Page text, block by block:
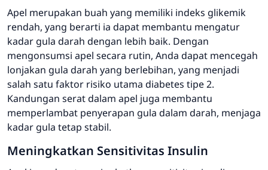
Apel merupakan buah yang memiliki indeks glikemik
rendah, yang berarti ia dapat membantu mengatur
kadar gula darah dengan lebih baik. Dengan
mengonsumsi apel secara rutin, Anda dapat mencegah
lonjakan gula darah yang berlebihan, yang menjadi
salah satu faktor risiko utama diabetes tipe 2.
Kandungan serat dalam apel juga membantu
memperlambat penyerapan gula dalam darah, menjaga
kadar gula tetap stabil.
Meningkatkan Sensitivitas Insulin